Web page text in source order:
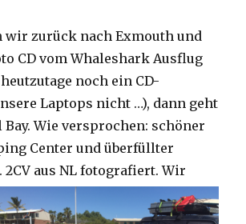
wir zurück nach Exmouth und
CD vom Whaleshark Ausflug
noch ein CD-
Laptops nicht …), dann geht
Bay. Wie versprochen: schöner
Center und überfüllter
2CV aus NL fotografiert. Wir